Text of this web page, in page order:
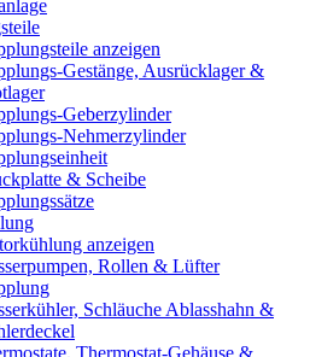
anzeigen
Gestänge, Ausrücklager &
Geberzylinder
Nehmerzylinder
& Scheibe
anzeigen
Rollen & Lüfter
Schläuche Ablasshahn &
Thermostat-Gehäuse &